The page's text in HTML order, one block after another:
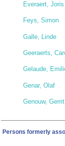
Everaert, Joris
Feys, Simon
Galle, Linde
Geeraerts,
Gelaude,
Genar, Olaf
Genouw, Gerrit
Persons formerly